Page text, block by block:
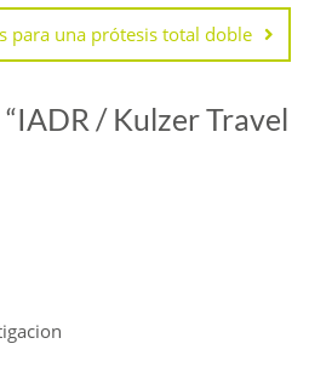
para una prótesis total doble
IADR / Kulzer Travel